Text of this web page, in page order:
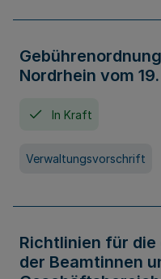
Nordrhein vom
In Kraft
Verwaltungsvorschrift
Richtlinien für
der Beamtinnen